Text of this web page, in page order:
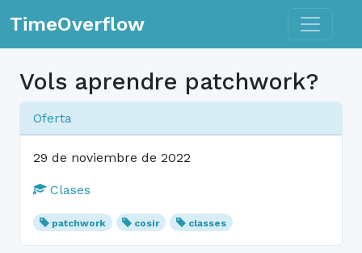
TimeOverflow Toggle
Vols aprendre patchwork?
Oferta
29 de noviembre de 2022
Clases
patchwork cosir classes